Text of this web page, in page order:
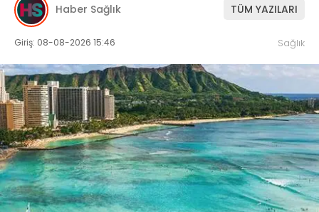
Haber Sağlık TÜM YAZILARI
Giriş: 08-08-2026 15:46 Sağlık